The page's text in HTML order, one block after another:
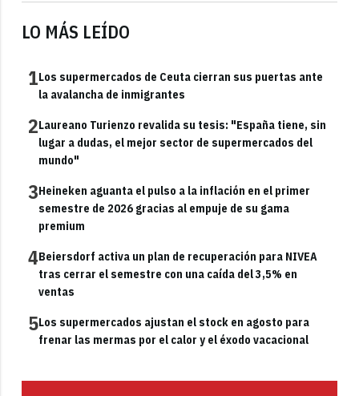
LO MÁS LEÍDO
1Los supermercados de Ceuta cierran sus puertas ante
la avalancha de inmigrantes
2Laureano Turienzo revalida su tesis: "España tiene, sin
lugar a dudas, el mejor sector de supermercados del
mundo"
3Heineken aguanta el pulso a la inflación en el primer
semestre de 2026 gracias al empuje de su gama
premium
4Beiersdorf activa un plan de recuperación para NIVEA
tras cerrar el semestre con una caída del 3,5% en
ventas
5Los supermercados ajustan el stock en agosto para
frenar las mermas por el calor y el éxodo vacacional